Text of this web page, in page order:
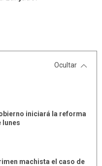
Ocultar
iniciará la reforma
lunes
machista el caso de